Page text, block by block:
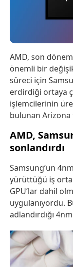
AMD, son
önemli bir
süreci için
erdirdiği ortaya
işlemcilerinin
bulunan Arizona
AMD,
sonlandırdı
Samsung’un
yürüttüğü iş
GPU’lar dahil
uygulanıyordu.
adlandırdığı